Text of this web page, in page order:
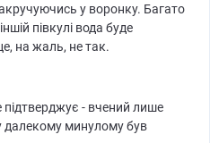
у воронку. Багато
півкулі вода буде
на жаль, не так.
підтверджує - вчений лише
далекому минулому був